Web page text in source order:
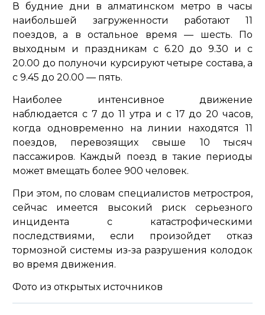
В будние дни в алматинском метро в часы
наибольшей загруженности работают 11
поездов, а в остальное время — шесть. По
выходным и праздникам с 6.20 до 9.30 и с
20.00 до полуночи курсируют четыре состава, а
с 9.45 до 20.00 — пять.
Наиболее интенсивное движение
наблюдается с 7 до 11 утра и с 17 до 20 часов,
когда одновременно на линии находятся 11
поездов, перевозящих свыше 10 тысяч
пассажиров. Каждый поезд в такие периоды
может вмещать более 900 человек.
При этом, по словам специалистов метростроя,
сейчас имеется высокий риск серьезного
инцидента с катастрофическими
последствиями, если произойдет отказ
тормозной системы из-за разрушения колодок
во время движения.
Фото из открытых источников